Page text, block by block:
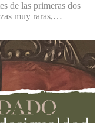
de las primeras dos
muy raras,…